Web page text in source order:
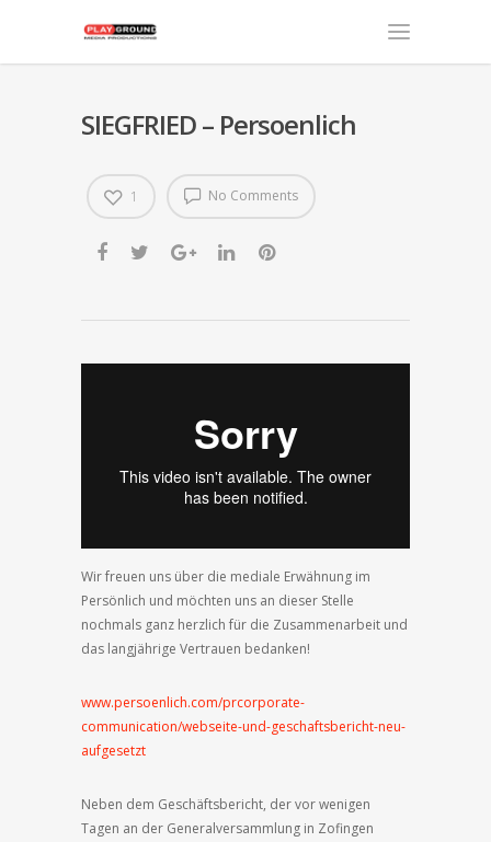
SIEGFRIED – Persoenlich
No Comments
1
Wir freuen uns über die mediale Erwähnung im
Persönlich und möchten uns an dieser Stelle
nochmals ganz herzlich für die Zusammenarbeit und
das langjährige Vertrauen bedanken!
www.persoenlich.com/prcorporate-
communication/webseite-und-geschaftsbericht-neu-
aufgesetzt
Neben dem Geschäftsbericht, der vor wenigen
Tagen an der Generalversammlung in Zofingen